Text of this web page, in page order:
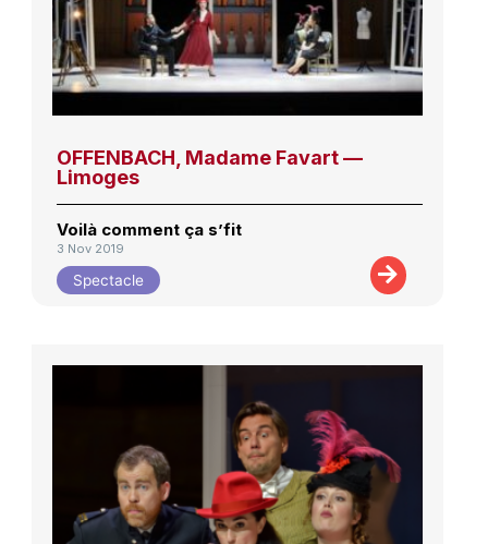
OFFENBACH, Madame Favart —
Limoges
Voilà comment ça s’fit
3 Nov 2019
Spectacle